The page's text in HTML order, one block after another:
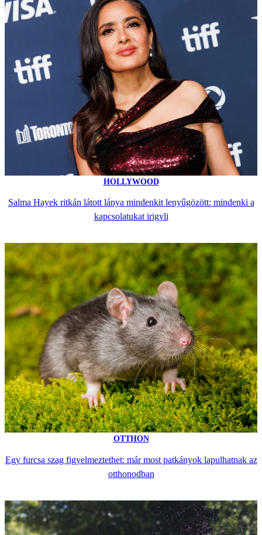
HOLLYWOOD
Salma Hayek ritkán látott lánya mindenkit lenyűgözött: mindenki a
kapcsolatukat irigyli
OTTHON
Egy furcsa szag figyelmeztethet: már most patkányok lapulhatnak az
otthonodban